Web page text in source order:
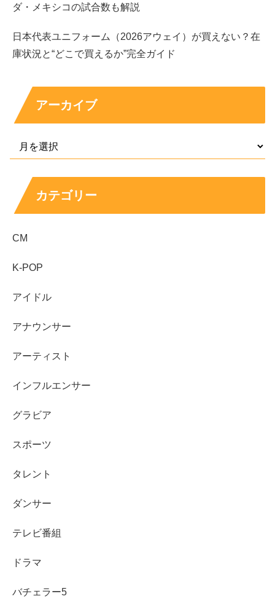
こちらのチラシにも書かれているように、
OKTAは世界73ヶ国147都市以上に支会を持つ世
界唯一のコリアンビジネスネットワークです。
引用元：http://okta-osaka.com/
このようなことから奥野卓志さんがコリアンネットワーク
ビジネスに関わっていて、
チラシ下部にある”後援”の欄にも韓国の会社や業者が多い
多かったのかもしれませんね。
報は見当たらず、公表もされていないことから特定するこ
個人的には日本人ではないかと予想
まず、奥野卓志さんの出身については高知県で、高校も大
阪でしたので、
本人で、 野村茂久馬さんのWikipedia
ダ・メキシコの試合数も解説
日本代表ユニフォーム（2026アウェイ）が買えない？在
庫状況と“どこで買えるか”完全ガイド
アーカイブ
カテゴリー
CM
K-POP
アイドル
アナウンサー
アーティスト
インフルエンサー
グラビア
スポーツ
タレント
ダンサー
テレビ番組
ドラマ
バチェラー5